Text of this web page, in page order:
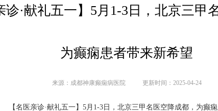
诊·献礼五一】5月1-3日，北京三甲
为癫痫患者带来新希望
来源：成都神康癫痫病医院 更新时间：2025-04-24